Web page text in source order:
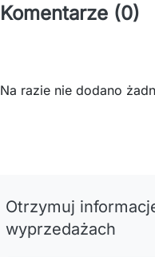
Komentarze (0)
Na razie nie dodano
Otrzymuj
wyprzedażach